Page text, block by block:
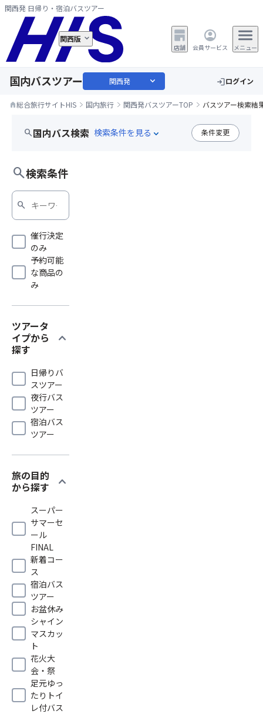
関西発 日帰り・宿泊バスツアー
関西版
店舗 会員サービス メニュー
国内バスツアー 関西発 expand_more loginログイン
home総合旅行サイトHIS 国内旅行 関西発バスツアーTOP バスツアー検索結
search国内バス検索 expand_more 条件変更
search検索条件
search
催行決定
のみ
予約可能
な商品の
み
ツアータ
イプから
探す
expand_more
日帰りバ
スツアー
夜行バス
ツアー
宿泊バス
ツアー
旅の目的
から探す
expand_more
スーパー
サマーセ
ール
FINAL
新着コー
ス
宿泊バス
ツアー
お盆休み
シャイン
マスカッ
ト
花火大
会・祭
足元ゆっ
たりトイ
レ付バス